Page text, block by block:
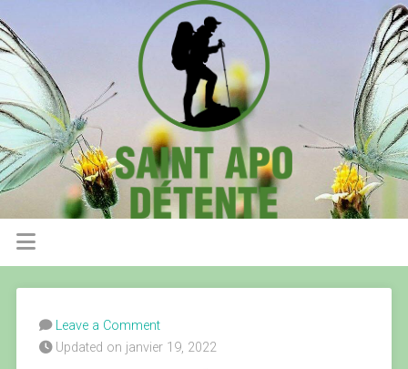
Leave a Comment
Updated on janvier 19, 2022